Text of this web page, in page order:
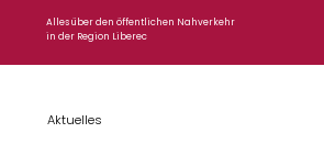
Alles über den öffentlichen Nahverkehr
in der Region Liberec
Aktuelles